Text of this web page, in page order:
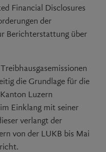
Financial Disclosures
der
Berichterstattung über
die Grundlage für die
Luzern
Einklang mit seiner
verlangt der
von der LUKB bis Mai